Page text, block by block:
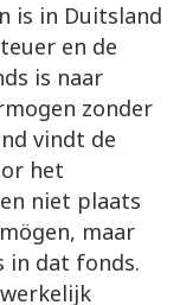
is in Duitsland
en de
is naar
zonder
vindt de
het
niet plaats
maar
in dat fonds.